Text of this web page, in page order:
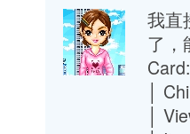
我直
了，
│
│